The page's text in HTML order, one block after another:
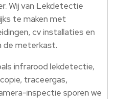
Wij van Lekdetectie
te maken met
cv installaties en
de meterkast.
infrarood lekdetectie,
traceergas,
inspectie sporen we